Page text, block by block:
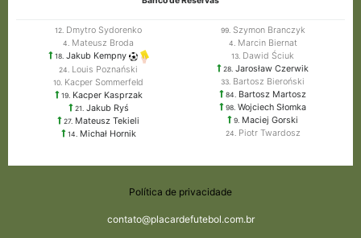
12. Dmytro Sydorenko
4. Mateusz Broda
18.Jakub Kempny
24. Louis Poznański
10. Kacper Sommerfeld
19.Kacper Kasprzak
21. Jakub Ryś
27. Mateusz Tekieli
14. Michał Hornik
99.Szymon Branczyk
4. Marcin Biernat
13. Dawid Ściuk
28. Jarosław Czerwik
33. Bartosz Bieroński
84. Bartosz Martosz
98. Wojciech Słomka
9. Maciej Gorski
24. Piotr Twardosz
Política de privacidade
contato@placardefutebol.com.br